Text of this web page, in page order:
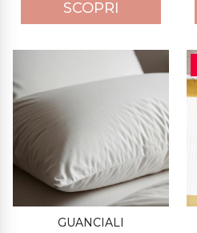
SCOPRI
GUANCIALI